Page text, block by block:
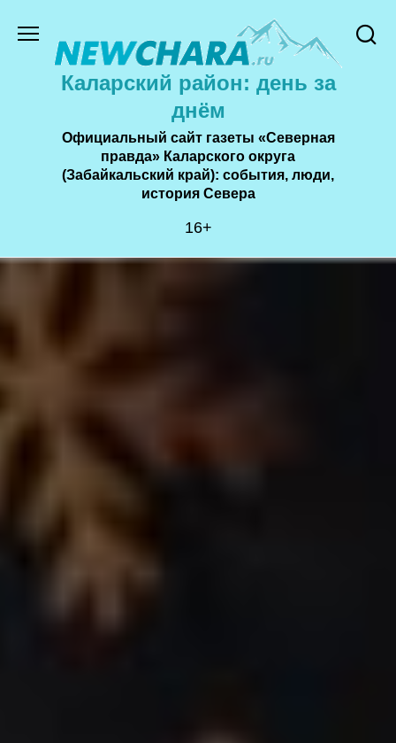
содержанию
Каларский район: день за
днём
Официальный сайт газеты «Северная
правда» Каларского округа
(Забайкальский край): события, люди,
история Cевера
16+